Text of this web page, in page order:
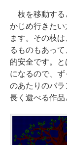
枝を移動する
かじめ行きた
ます。その枝
るものもあっ
的安全です。
になるので、
のあたりのバ
長く遊べる作品